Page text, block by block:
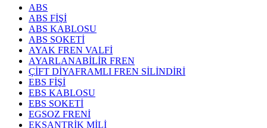
ABS
ABS FİŞİ
ABS KABLOSU
ABS SOKETİ
AYAK FREN VALFİ
AYARLANABİLİR FREN
ÇİFT DİYAFRAMLI FREN SİLİNDİRİ
EBS FİŞİ
EBS KABLOSU
EBS SOKETİ
EGSOZ FRENİ
EKSANTRİK MİLİ